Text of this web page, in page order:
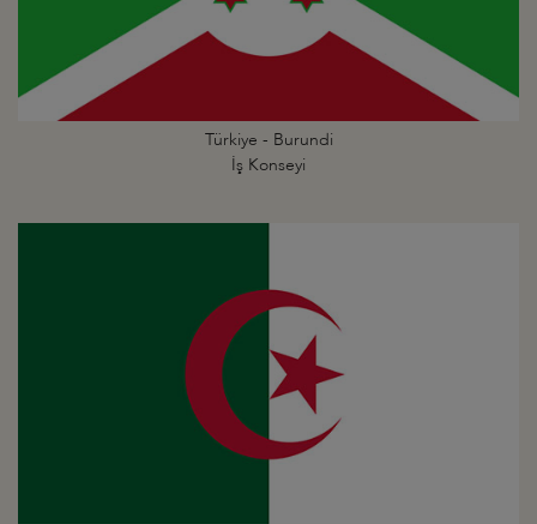
Türkiye - Burundi
İş Konseyi